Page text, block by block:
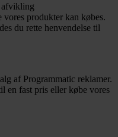
produkter kan købes.
du rette henvendelse til
af Programmatic reklamer.
en fast pris eller købe vores